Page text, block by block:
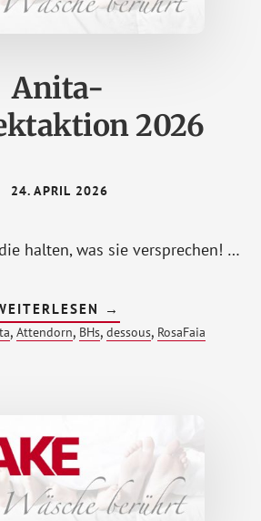
Anita-
2026
24. APRIL 2026
halten, was sie versprechen! …
ÜBERANITA-
PROSPEKTAKTION
2026
→
, Attendorn, BHs, dessous, RosaFaia